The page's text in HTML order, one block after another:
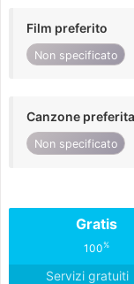
Film preferito
Non specificato
Canzone preferita
Non specificato
Gratis
100%
Servizi gratuiti